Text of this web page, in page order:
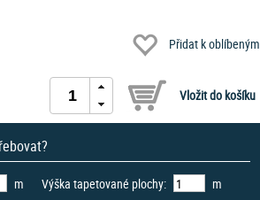
Přidat k oblíbeným
m Výška tapetované plochy: m